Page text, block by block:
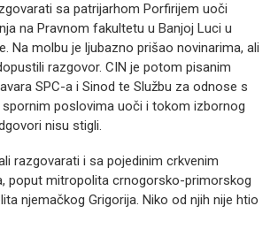
sa patrijarhom Porfirijem uoči
na Pravnom fakultetu u Banjoj Luci u
Na molbu je ljubazno prišao novinarima, ali
razgovor. CIN je potom pisanim
SPC-a i Sinod te Službu za odnose s
poslovima uoči i tokom izbornog
nisu stigli.
razgovarati i sa pojedinim crkvenim
poput mitropolita crnogorsko-primorskog
njemačkog Grigorija. Niko od njih nije htio